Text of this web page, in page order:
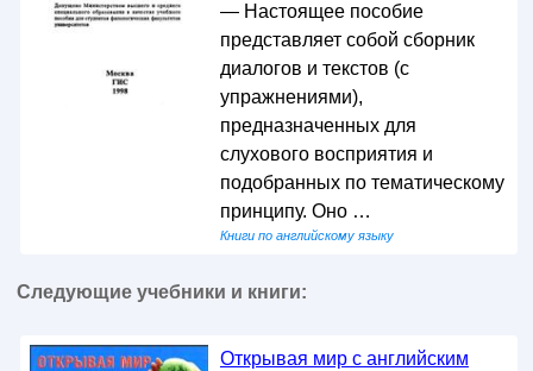
— Настоящее пособие
представляет собой сборник
диалогов и текстов (с
упражнениями),
предназначенных для
слухового восприятия и
подобранных по тематическому
принципу. Оно …
Книги по английскому языку
Следующие учебники и книги:
Открывая мир с английским